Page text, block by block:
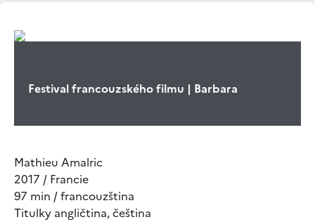
Festival francouzského filmu | Barbara
Mathieu Amalric
2017 / Francie
97 min / francouzština
Titulky angličtina, čeština